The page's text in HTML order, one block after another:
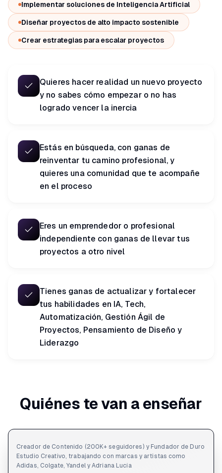
Implementar soluciones de Inteligencia Artificial
Diseñar proyectos de alto impacto sostenible
Crear estrategias para escalar proyectos
Este programa es para ti
si...
Quieres hacer realidad un nuevo proyecto
y no sabes cómo empezar o no has
logrado vencer la inercia
Estás en búsqueda, con ganas de
reinventar tu camino profesional, y
quieres una comunidad que te acompañe
en el proceso
Eres un emprendedor o profesional
independiente con ganas de llevar tus
proyectos a otro nivel
Tienes ganas de actualizar y fortalecer
tus habilidades en IA, Tech,
Automatización, Gestión Ágil de
Proyectos, Pensamiento de Diseño y
Liderazgo
Quiénes te van a enseñar
Alejandro Pacheco
Creador de Contenido (200K+ seguidores) y Fundador de Duro
Estudio Creativo, trabajando con marcas y artistas como
Adidas, Colgate, Yandel y Adriana Lucía